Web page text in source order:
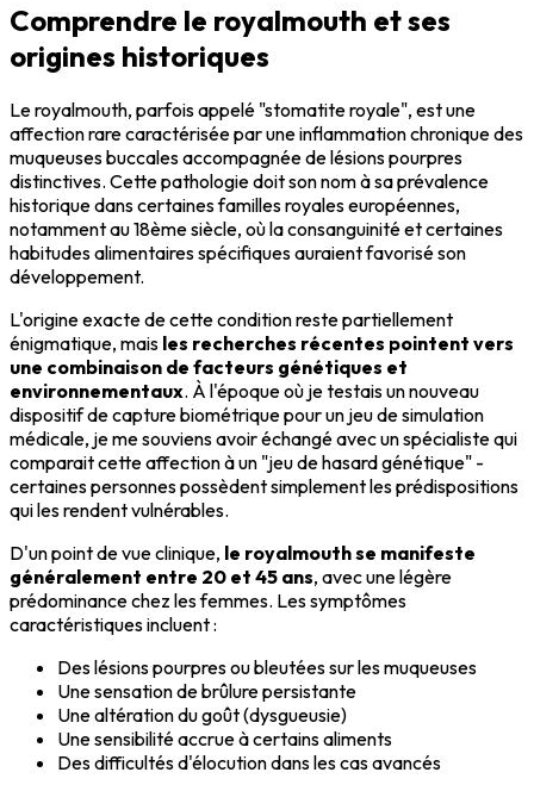
Comprendre le royalmouth et ses
origines historiques
Le royalmouth, parfois appelé "stomatite royale", est une
affection rare caractérisée par une inflammation chronique des
muqueuses buccales accompagnée de lésions pourpres
distinctives. Cette pathologie doit son nom à sa prévalence
historique dans certaines familles royales européennes,
notamment au 18ème siècle, où la consanguinité et certaines
habitudes alimentaires spécifiques auraient favorisé son
développement.
L'origine exacte de cette condition reste partiellement
énigmatique, mais les recherches récentes pointent vers
une combinaison de facteurs génétiques et
environnementaux. À l'époque où je testais un nouveau
dispositif de capture biométrique pour un jeu de simulation
médicale, je me souviens avoir échangé avec un spécialiste qui
comparait cette affection à un "jeu de hasard génétique" -
certaines personnes possèdent simplement les prédispositions
qui les rendent vulnérables.
D'un point de vue clinique, le royalmouth se manifeste
généralement entre 20 et 45 ans, avec une légère
prédominance chez les femmes. Les symptômes
caractéristiques incluent :
Des lésions pourpres ou bleutées sur les muqueuses
Une sensation de brûlure persistante
Une altération du goût (dysgueusie)
Une sensibilité accrue à certains aliments
Des difficultés d'élocution dans les cas avancés